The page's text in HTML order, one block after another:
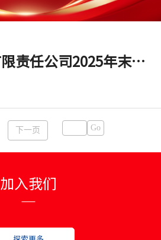
交银金融租赁有限责任公司2025年末第三支柱信息披露报告
下一页 Go
加入我们